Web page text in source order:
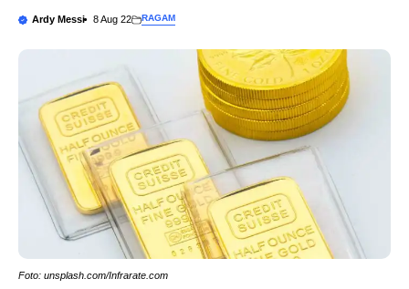
Ardy Messi 8 Aug 22 RAGAM
Foto: unsplash.com/Infrarate.com